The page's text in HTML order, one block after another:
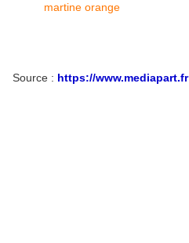
martine orange
Source : https://www.mediapart.fr